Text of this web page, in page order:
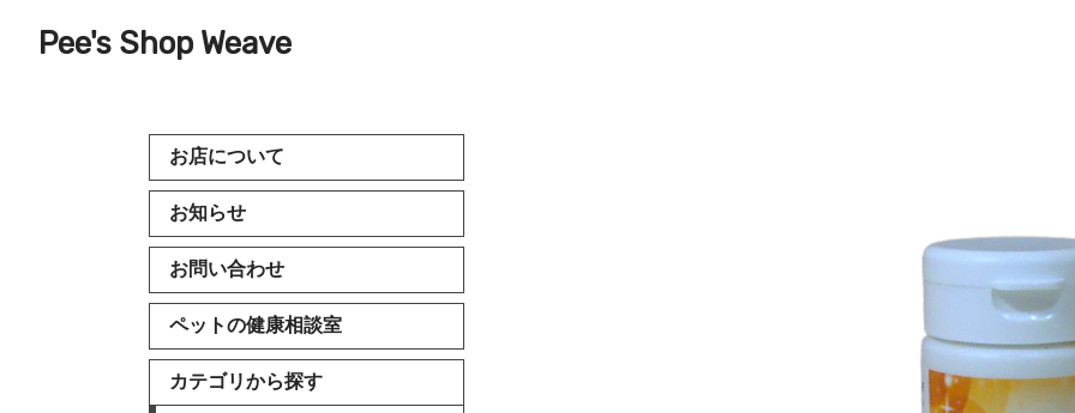
Pee's Shop Weave
お店について
お知らせ
お問い合わせ
ペットの健康相談室
カテゴリから探す